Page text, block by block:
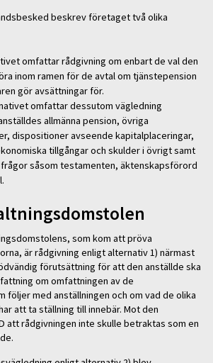
beskrev företaget två olika
omfattar rådgivning om enbart de val den
inom ramen för de avtal om tjänstepension
gör avsättningar för.
omfattar dessutom vägledning
allmänna pension, övriga
dispositioner avseende kapitalplaceringar,
tillgångar och skulder i övrigt samt
såsom testamenten, äktenskapsförord
som kom att pröva
är rådgivning enligt alternativ 1) närmast
förutsättning för att den anställde ska
om omfattningen av de
följer med anställningen och om vad de olika
att ta ställning till innebär. Mot den
att rådgivningen inte skulle betraktas som en